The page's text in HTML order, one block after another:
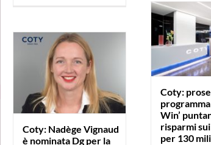
programma ‘All-in
to Win’ puntando a
risparmi sui costi
fissi per 130 milioni
di dollari
Coty:
Win’
risparmi
per 130
Vignaud è
nominata Dg per la
Francia
Coty: Nadège Vignaud
è nominata Dg per la